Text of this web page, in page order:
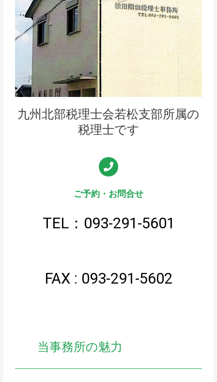
九州北部税理士会若松支部所属の
税理士です
ご予約・お問合せ
TEL：093-291-5601
FAX : 093-291-5602
当事務所の魅力